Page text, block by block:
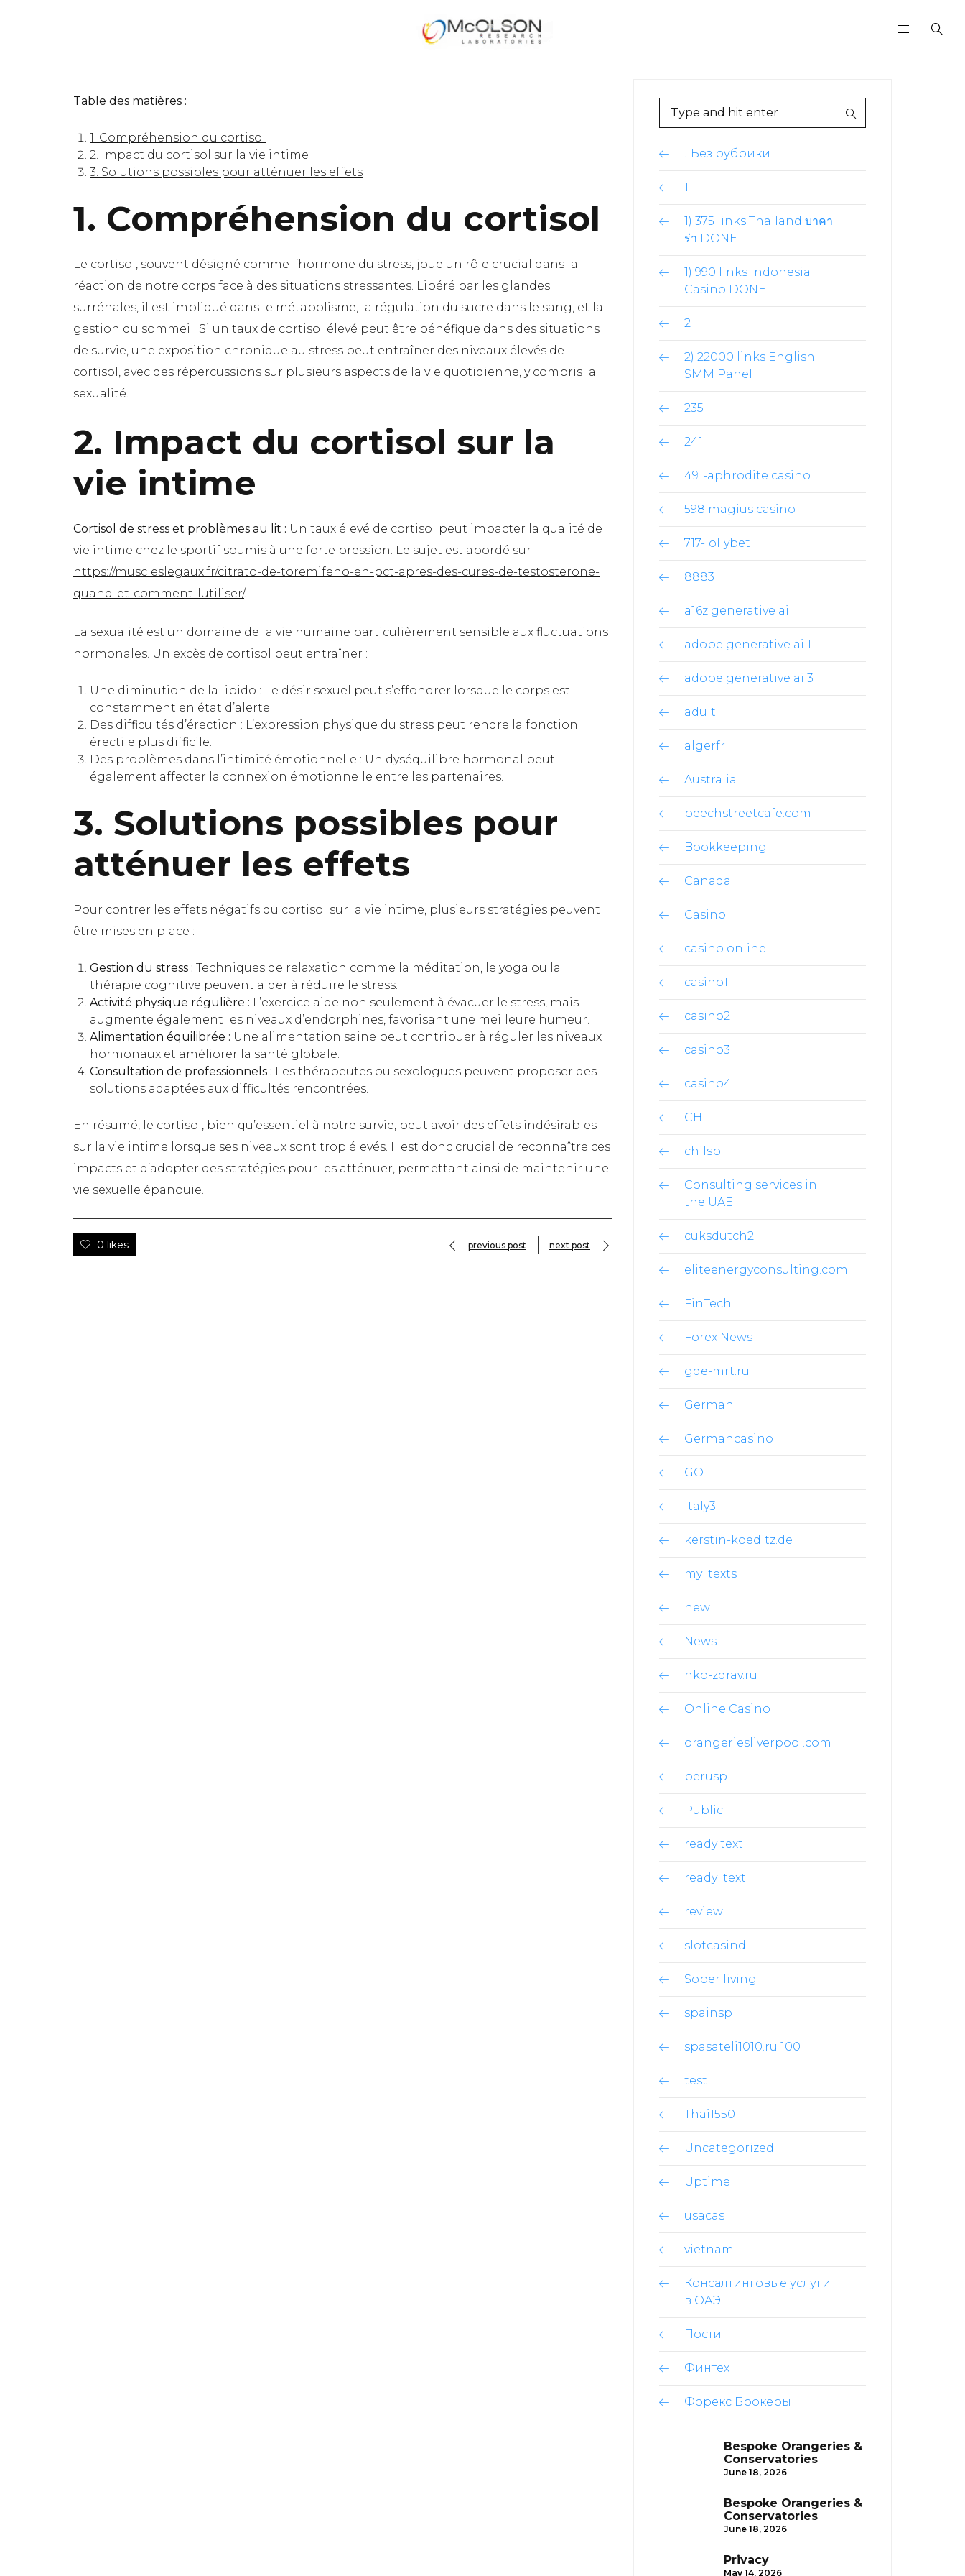
Table des matières :
1. Compréhension du cortisol
2. Impact du cortisol sur la vie intime
3. Solutions possibles pour atténuer les effets
1. Compréhension du cortisol
Le cortisol, souvent désigné comme l’hormone du stress, joue un rôle crucial dans la
réaction de notre corps face à des situations stressantes. Libéré par les glandes
surrénales, il est impliqué dans le métabolisme, la régulation du sucre dans le sang, et la
gestion du sommeil. Si un taux de cortisol élevé peut être bénéfique dans des situations
de survie, une exposition chronique au stress peut entraîner des niveaux élevés de
cortisol, avec des répercussions sur plusieurs aspects de la vie quotidienne, y compris la
sexualité.
2. Impact du cortisol sur la
vie intime
Cortisol de stress et problèmes au lit : Un taux élevé de cortisol peut impacter la qualité de
vie intime chez le sportif soumis à une forte pression. Le sujet est abordé sur
https://muscleslegaux.fr/citrato-de-toremifeno-en-pct-apres-des-cures-de-testosterone-
quand-et-comment-lutiliser/.
La sexualité est un domaine de la vie humaine particulièrement sensible aux fluctuations
hormonales. Un excès de cortisol peut entraîner :
Une diminution de la libido : Le désir sexuel peut s’effondrer lorsque le corps est
constamment en état d’alerte.
Des difficultés d’érection : L’expression physique du stress peut rendre la fonction
érectile plus difficile.
Des problèmes dans l’intimité émotionnelle : Un dyséquilibre hormonal peut
également affecter la connexion émotionnelle entre les partenaires.
3. Solutions possibles pour
atténuer les effets
Pour contrer les effets négatifs du cortisol sur la vie intime, plusieurs stratégies peuvent
être mises en place :
Gestion du stress : Techniques de relaxation comme la méditation, le yoga ou la
thérapie cognitive peuvent aider à réduire le stress.
Activité physique régulière : L’exercice aide non seulement à évacuer le stress, mais
augmente également les niveaux d’endorphines, favorisant une meilleure humeur.
Alimentation équilibrée : Une alimentation saine peut contribuer à réguler les niveaux
hormonaux et améliorer la santé globale.
Consultation de professionnels : Les thérapeutes ou sexologues peuvent proposer des
solutions adaptées aux difficultés rencontrées.
En résumé, le cortisol, bien qu’essentiel à notre survie, peut avoir des effets indésirables
sur la vie intime lorsque ses niveaux sont trop élevés. Il est donc crucial de reconnaître ces
impacts et d’adopter des stratégies pour les atténuer, permettant ainsi de maintenir une
vie sexuelle épanouie.
0 likes previous post next post
! Без рубрики
1
1) 375 links Thailand บาคา
ร่า DONE
1) 990 links Indonesia
Casino DONE
2
2) 22000 links English
SMM Panel
235
241
491-aphrodite casino
598 magius casino
717-lollybet
8883
a16z generative ai
adobe generative ai 1
adobe generative ai 3
adult
algerfr
Australia
beechstreetcafe.com
Bookkeeping
Canada
Casino
casino online
casino1
casino2
casino3
casino4
CH
chilsp
Consulting services in
the UAE
cuksdutch2
eliteenergyconsulting.com
FinTech
Forex News
gde-mrt.ru
German
Germancasino
GO
Italy3
kerstin-koeditz.de
my_texts
new
News
nko-zdrav.ru
Online Casino
orangeriesliverpool.com
perusp
Public
ready text
ready_text
review
slotcasind
Sober living
spainsp
spasateli1010.ru 100
test
Thai1550
Uncategorized
Uptime
usacas
vietnam
Консалтинговые услуги
в ОАЭ
Пости
Финтех
Форекс Брокеры
Bespoke Orangeries &
Conservatories
June 18, 2026
Bespoke Orangeries &
Conservatories
June 18, 2026
Privacy
May 14, 2026